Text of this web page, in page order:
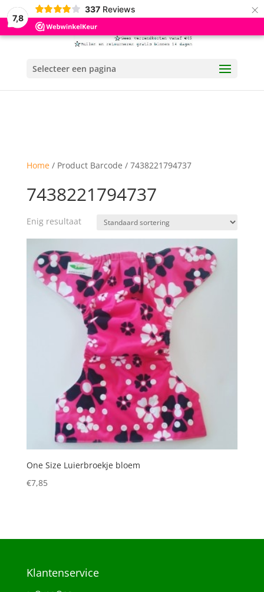
7,8
337 Reviews ×
Selecteer een pagina
Home/ Product Barcode / 7438221794737
7438221794737
Enig resultaat
One Size Luierbroekje bloem
€7,85
Klantenservice